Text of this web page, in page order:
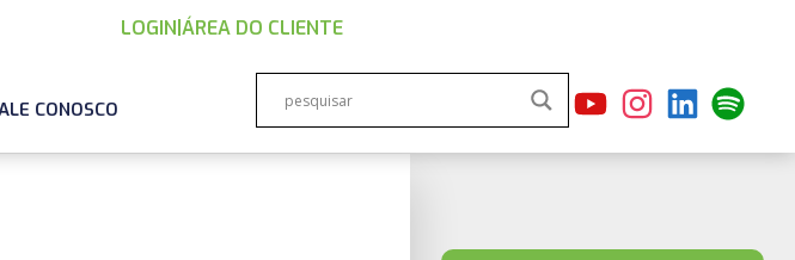
LOGIN |ÁREA DO CLIENTE
CONOSCO